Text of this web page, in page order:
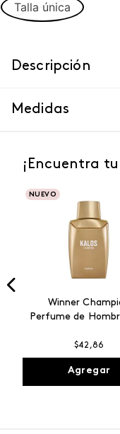
Talla única
Descripción
Medidas
¡Encuentra
NUEVO
Winner
Perfume de
$42 ,86
Agregar